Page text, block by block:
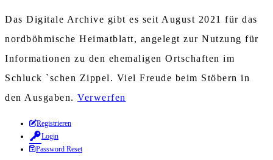
Das Digitale Archive gibt es seit August 2021 für das
nordböhmische Heimatblatt, angelegt zur Nutzung für
Informationen zu den ehemaligen Ortschaften im
Schluck `schen Zippel. Viel Freude beim Stöbern in
den Ausgaben. Verwerfen
Zum
Inhalt
springen
Registrieren
Login
Password Reset